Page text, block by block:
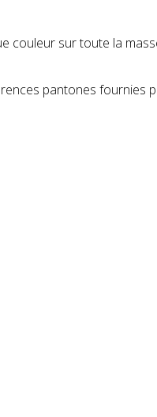
couleur sur toute la
pantones fournies